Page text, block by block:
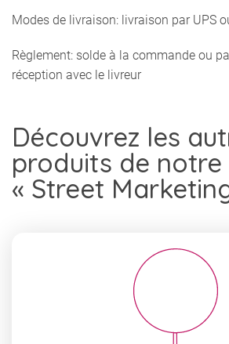
Modes de livraison: livraison par UPS
Règlement: solde à la commande ou
réception avec le livreur
Découvrez les
produits de
« Street